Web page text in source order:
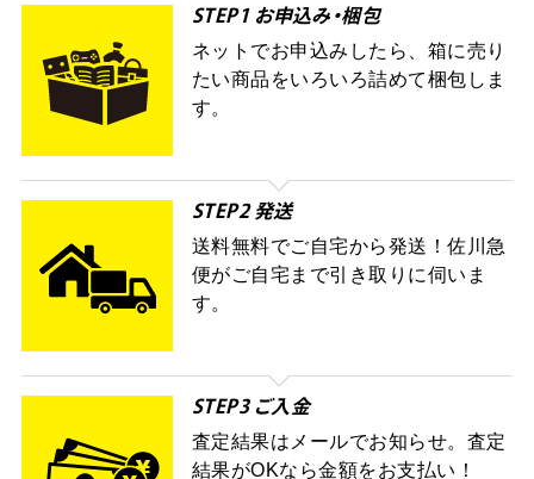
STEP1 お申込み・梱包
ネットでお申込みしたら、箱に売り
たい商品をいろいろ詰めて梱包しま
す。
STEP2 発送
送料無料でご自宅から発送！佐川急
便がご自宅まで引き取りに伺いま
す。
STEP3 ご入金
査定結果はメールでお知らせ。査定
結果がOKなら金額をお支払い！